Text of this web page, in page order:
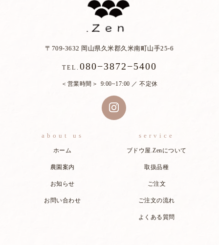
〒709-3632 岡山県久米郡久米南町山手25-6
TEL.080−3872−5400
営業時間 9:00~17:00 ／ 不定休
about us
ホーム
農園案内
お知らせ
お問い合わせ
service
ブドウ屋.Zenについて
取扱品種
ご注文
ご注文の流れ
よくある質問